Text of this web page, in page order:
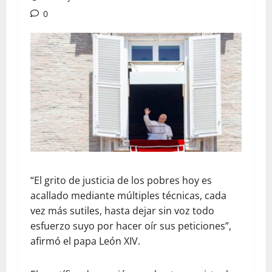
0
“El grito de justicia de los pobres hoy es
acallado mediante múltiples técnicas, cada
vez más sutiles, hasta dejar sin voz todo
esfuerzo suyo por hacer oír sus peticiones”,
afirmó el papa León XIV.